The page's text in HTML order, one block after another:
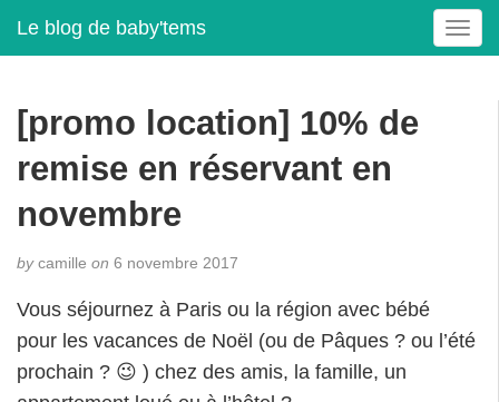
Le blog de baby'tems
T
o
i
[promo location] 10% de
remise en réservant en
novembre
bycamille on 6 novembre 2017
Vous séjournez à Paris ou la région avec bébé
pour les vacances de Noël (ou de Pâques ? ou l’été
prochain ? 😉 ) chez des amis, la famille, un